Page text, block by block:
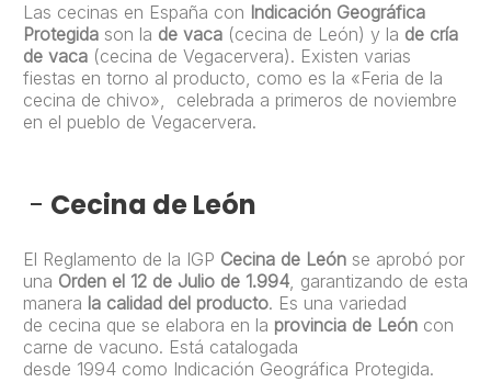
Las cecinas en España con Indicación Geográfica
Protegida son la de vaca (cecina de León) y la de cría
de vaca (cecina de Vegacervera). Existen varias
fiestas en torno al producto, como es la «Feria de la
cecina de chivo», celebrada a primeros de noviembre
en el pueblo de Vegacervera.
- Cecina de León
El Reglamento de la IGP Cecina de León se aprobó por
una Orden el 12 de Julio de 1.994, garantizando de esta
manera la calidad del producto. Es una variedad
de cecina que se elabora en la provincia de León con
carne de vacuno. Está catalogada
desde 1994 como Indicación Geográfica Protegida.